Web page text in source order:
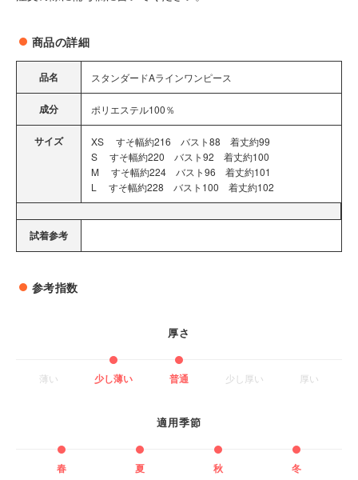
商品の詳細
品名 スタンダードAラインワンピース
成分 ポリエステル100％
サイズ
XS すそ幅約216 バスト88 着丈約99
S すそ幅約220 バスト92 着丈約100
M すそ幅約224 バスト96 着丈約101
L すそ幅約228 バスト100 着丈約102
試着参考
参考指数
厚さ
薄い 少し薄い 普通 少し厚い 厚い
適用季節
春 夏 秋 冬